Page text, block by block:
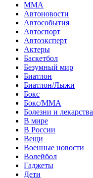
MMA
Автоновости
Автособытия
Автоспорт
Автоэксперт
Актеры
Баскетбол
Безумный мир
Биатлон
Биатлон/Лыжи
Бокс
Бокс/MMA
Болезни и лекарства
В мире
В России
Вещи
Военные новости
Волейбол
Гаджеты
Дети